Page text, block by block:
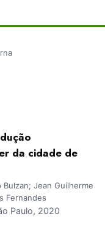
da cidade de
Jean Guilherme
Fernandes
Paulo, 2020